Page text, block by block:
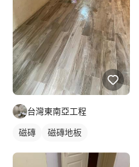
台灣東南亞工程
磁磚 磁磚地板